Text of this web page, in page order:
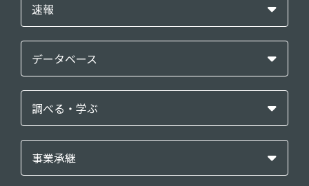
速報
データベース
調べる・学ぶ
事業承継